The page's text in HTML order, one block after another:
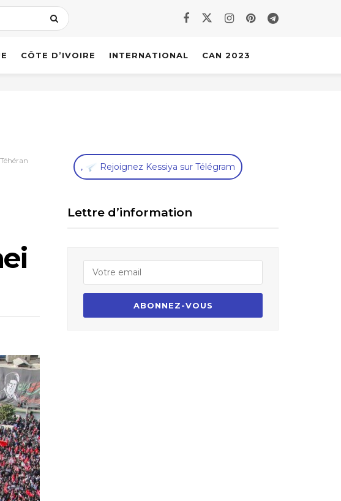
CÔTE D’IVOIRE INTERNATIONAL CAN 2023
, Rejoignez Kessiya sur Télégram
Lettre d’information